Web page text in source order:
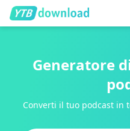
Generatore
Converti il ​​tuo podcast in